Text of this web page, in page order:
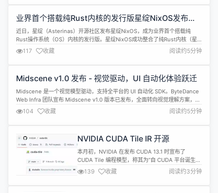
港交所聆讯。基于 MiniMax 旗下视频生成与语音生
等全模态大模型），新功能可实现： 多...
业界首个搭载纯Rust内核的发行版星绽NixOS发布，
安全内核“走出实验室”
近日，星绽（Asterinas）开源社区发布星绽NixOS，成为业界首个搭载纯
Rust操作系统（OS）内核的发行版。星绽NixOS成功整合了纯Rust内核（星
绽）与Linux的成熟软件包生态（NixOS），使星绽从“内核项目”迈向“可用系
统”，加速OS行业向原生“内存安全”的转型升级。 近年来，Rust这一编程语言
在操作系统和系统软件开发领域快速崛起，其优势...
117 收藏 阅读约5分钟
Midscene v1.0 发布 - 视觉驱动，UI 自动化体验跃迁
Midscene 是一个视觉模型驱动，支持全平台的 UI 自动化 SDK。ByteDance
Web Infra 团队宣布 Midscene v1.0 版本已发布，全面转向视觉理解方案，提
供更稳定可靠的 UI 自动化能力。 视觉模型有以下特点： 效果稳定：业界领先
的视觉模型（如 Doubao Seed 1.6、Qwen3-VL 等）表现足够稳定，已经可
以满足...
104 收藏 阅读约5分钟
NVIDIA CUDA Tile IR 开源
本月初，NVIDIA 在发布 CUDA 13.1 时宣布了
CUDA Tile 编程模型，称其为“自 CUDA 平台诞生二
十年来规模最大、最全面的更新”。如今，CUDA
Tile 的中间表示 (intermediate representation，
IR) 已在 Apache 2.0 协议下开源。 CUDA Tile IR
139 收藏 阅读约3分钟